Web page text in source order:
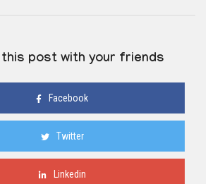
post with your friends
Facebook
Twitter
Linkedin